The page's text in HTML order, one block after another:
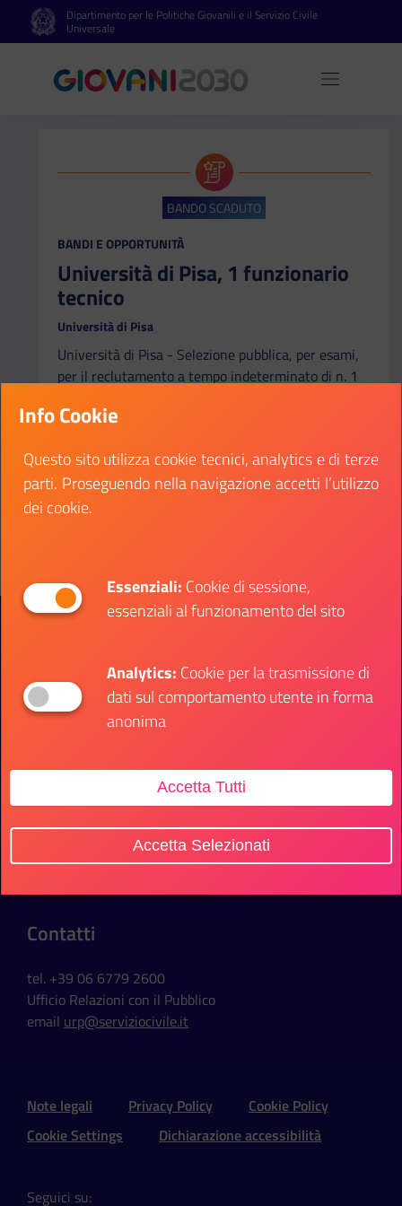
Vai al contenuto principale
Vai al footerDipartimento per le Politiche Giovanili e il Servizio Civile
Universale
Apri
BANDO SCADUTO
CATEGORIA:
BANDI E OPPORTUNITÀ
Università di Pisa, 1 funzionario
tecnico
Università di Pisa
Università di Pisa - Selezione pubblica, per esami,
per il reclutamento a tempo indeterminato di n. 1
Funzionari, settore tecnico-informatico, per le
Data fine:
21 ottobre 2024
Vai al bando
Contatti
Sede Ufficio
Via della Ferratella in Laterano, 51
Contatti
tel. +39 06 6779 2600
Ufficio Relazioni con il Pubblico
email urp@serviziocivile.it
Sezione Link Utili e Social
Note legali Privacy Policy
Cookie Policy
Cookie Settings
Dichiarazione accessibilità
Seguici su:
Info Cookie
Questo sito utilizza cookie tecnici, analytics e di terze
parti. Proseguendo nella navigazione accetti l’utilizzo
dei cookie.
Essenziali: Cookie di sessione,
essenziali al funzionamento del sito
Analytics: Cookie per la trasmissione di
dati sul comportamento utente in forma
anonima
Accetta Tutti
Accetta Selezionati